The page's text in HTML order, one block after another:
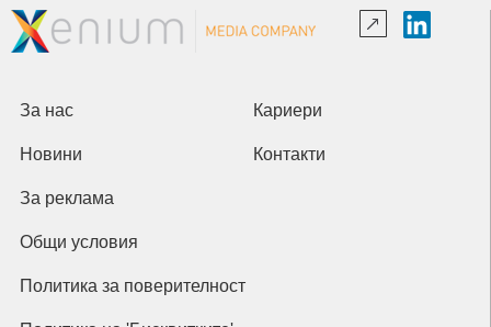
За нас Кариери
Новини Контакти
За реклама
Общи условия
Политика за поверителност